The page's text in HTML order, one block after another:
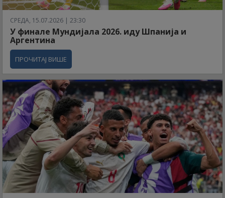
СРЕДА, 15.07.2026 | 23:30
У финале Мундијала 2026. иду Шпанија и
Аргентина
ПРОЧИТАЈ ВИШЕ